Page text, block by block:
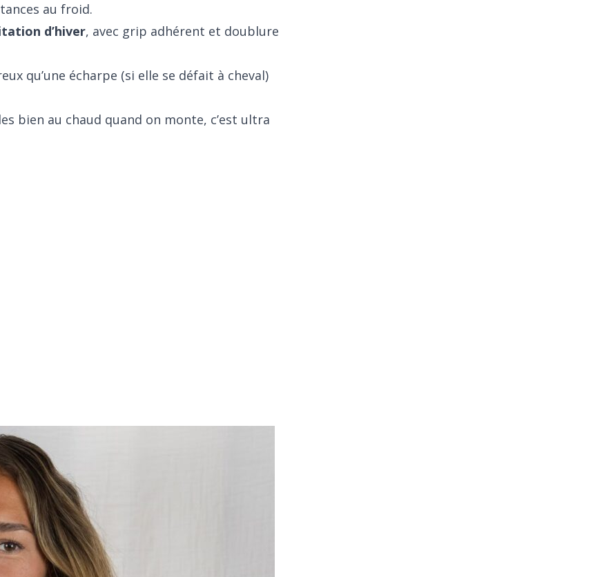
au froid.
d’hiver, avec grip adhérent et doublure
qu’une écharpe (si elle se défait à cheval)
bien au chaud quand on monte, c’est ultra